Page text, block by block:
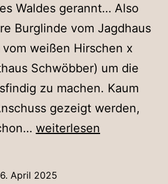
Waldes gerannt… Also
Burglinde vom Jagdhaus
weißen Hirschen x
Schwöbber) um die
zu machen. Kaum
gezeigt werden,
Linde
weiterlesen
April 2025